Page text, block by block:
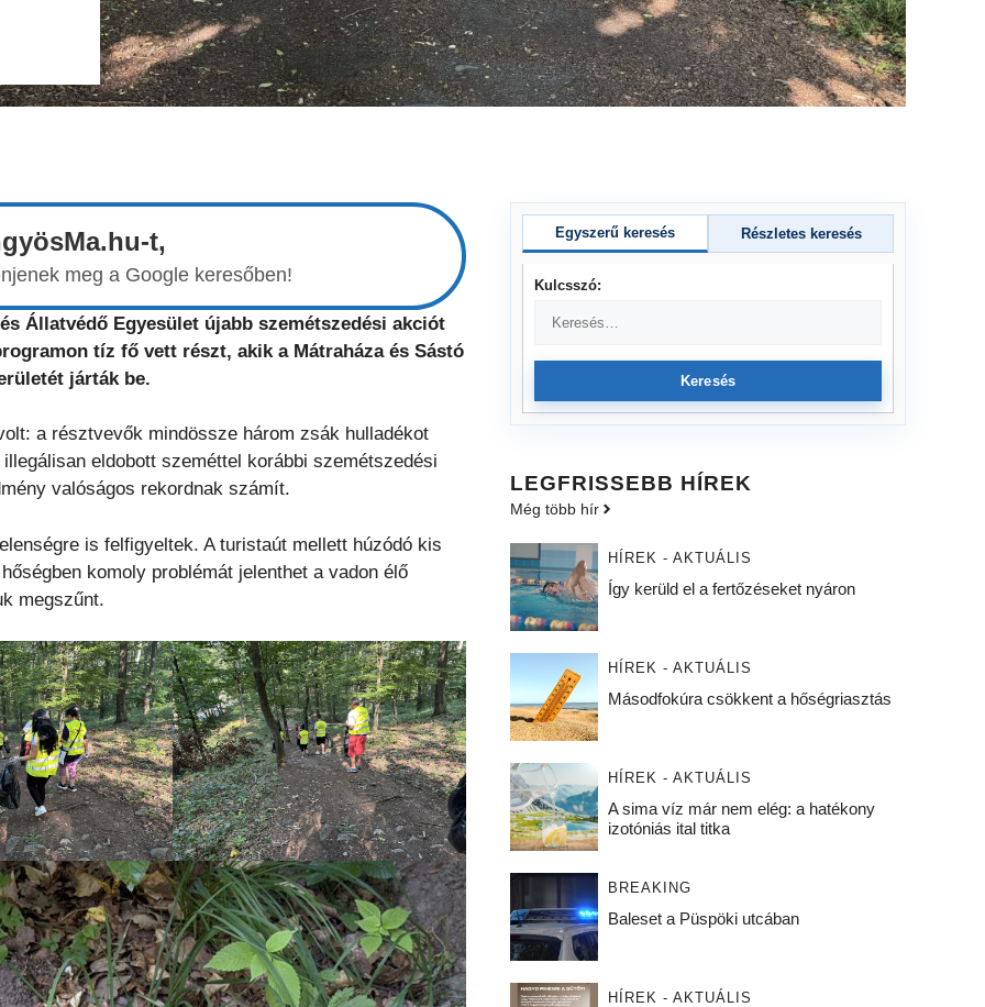
t,
meg a Google keresőben!
Állatvédő Egyesület újabb szemétszedési akciót
tíz fő vett részt, akik a Mátraháza és Sástó
járták be.
a résztvevők mindössze három zsák hulladékot
eldobott szeméttel korábbi szemétszedési
valóságos rekordnak számít.
is felfigyeltek. A turistaút mellett húzódó kis
komoly problémát jelenthet a vadon élő
megszűnt.
Egyszerű keresés Részletes keresés
Kulcsszó:
Keresés
LEGFRISSEBB HÍREK
Még több hír
HÍREK - AKTUÁLIS
Így kerüld el a fertőzéseket nyáron
HÍREK - AKTUÁLIS
Másodfokúra csökkent a hőségriasztás
HÍREK - AKTUÁLIS
A sima víz már nem elég: a hatékony
izotóniás ital titka
BREAKING
Baleset a Püspöki utcában
HÍREK - AKTUÁLIS